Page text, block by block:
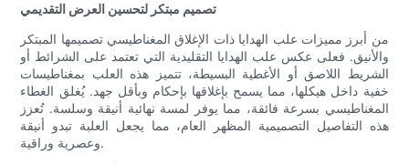
تصميم مبتكر لتحسين العرض التقديمي
من أبرز مميزات علب الهدايا ذات الإغلاق المغناطيسي تصميمها المبتكر
والأنيق. فعلى عكس علب الهدايا التقليدية التي تعتمد على الشرائط أو
الشريط اللاصق أو الأغطية البسيطة، تتميز هذه العلب بمغناطيسات
خفية داخل هيكلها، مما يسمح بإغلاقها بإحكام وبأقل جهد. يُغلق الغطاء
المغناطيسي بسرعة فائقة، مما يوفر لمسة نهائية أنيقة وسلسة. تُعزز
هذه التفاصيل التصميمية المظهر العام، مما يجعل العلبة تبدو أنيقة
وعصرية وراقية.